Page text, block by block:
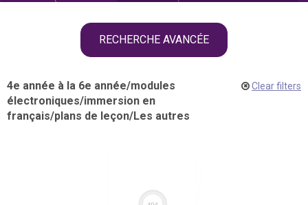
RECHERCHE AVANCÉE
4e année à la 6e année/modules
électroniques/immersion en
français/plans de leçon/Les autres
Clear filters